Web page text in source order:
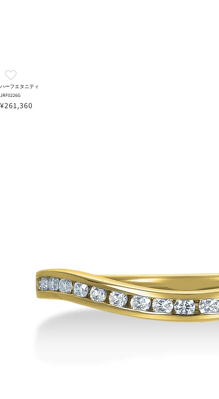
ハーフエタニティ
JRF0226G
¥261,360